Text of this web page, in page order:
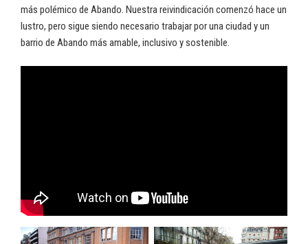
más polémico de Abando. Nuestra reivindicación comenzó hace un
lustro, pero sigue siendo necesario trabajar por una ciudad y un
barrio de Abando más amable, inclusivo y sostenible.